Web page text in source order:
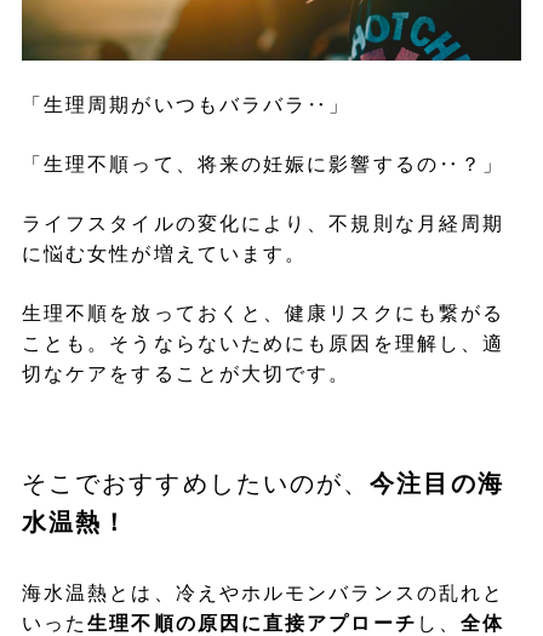
「生理周期がいつもバラバラ‥」
「生理不順って、将来の妊娠に影響するの‥？」
ライフスタイルの変化により、不規則な月経周期
に悩む女性が増えています。
生理不順を放っておくと、健康リスクにも繋がる
ことも。そうならないためにも原因を理解し、適
切なケアをすることが大切です。
そこでおすすめしたいのが、今注目の海
水温熱！
海水温熱とは、冷えやホルモンバランスの乱れと
いった生理不順の原因に直接アプローチ し、 全体